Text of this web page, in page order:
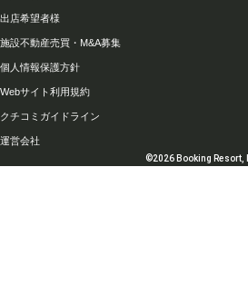
出店希望者様
施設不動産売買・M&A募集
個人情報保護方針
Webサイト利用規約
クチコミガイドライン
運営会社
©2026 Booking Resort,